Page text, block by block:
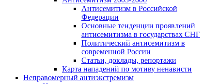
Антисемитизм в Российской
Федерации
Основные тенденции проявлений
антисемитизма в государствах СНГ
Политический антисемитизм в
современной России
Статьи, доклады, репортажи
Карта нападений по мотиву ненависти
Неправомерный антиэкстремизм